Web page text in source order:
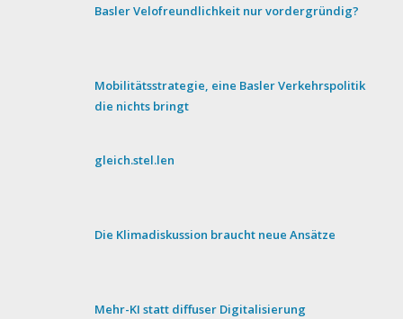
Basler Velofreundlichkeit nur vordergründig?
Mobilitätsstrategie, eine Basler Verkehrspolitik
die nichts bringt
gleich.stel.len
Die Klimadiskussion braucht neue Ansätze
Mehr-KI statt diffuser Digitalisierung